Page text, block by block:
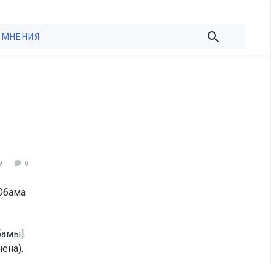
МНЕНИЯ
0